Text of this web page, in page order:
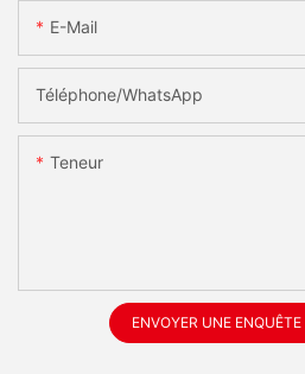
E-Mail
Téléphone/WhatsApp
Teneur
ENVOYER UNE